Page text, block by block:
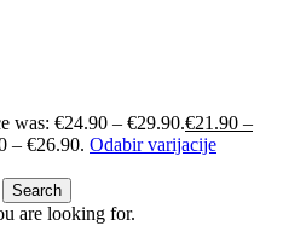
was: €24.90 – €29.90.€21.90 –
– €26.90. Odabir varijacije
Search
are looking for.